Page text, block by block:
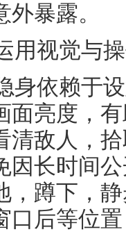
暴露。
用视觉与
身依赖于
面亮度，
清敌人，
因长时间
，蹲下，
口后等位